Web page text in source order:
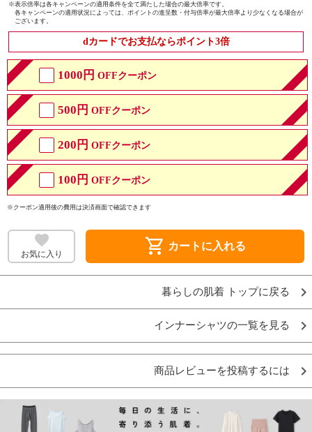
※表示倍率は各キャンペーンの適用条件を全て満たした場合の最大倍率です。
各キャンペーンの適用状況によっては、ポイントの進呈数・付与倍率が最大倍率より少なくなる場合が
ございます。
dカードでお支払ならポイント3倍
1000円 OFFクーポン
500円 OFFクーポン
200円 OFFクーポン
100円 OFFクーポン
※クーポン適用後の費用は決済画面で確認できます
お気に入り shopping_cart カートに入れる
暮らしの肌着 トップに戻る
インナーシャツの一覧を見る
商品レビューを投稿するには